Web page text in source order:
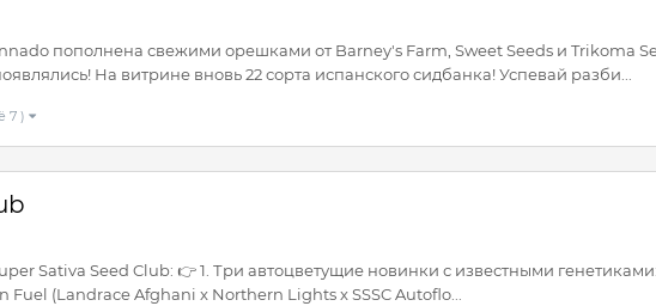
пополнена свежими орешками от Barney's Farm, Sweet Seeds и Trikoma
На витрине вновь 22 сорта испанского сидбанка! Успевай разби...
7 )
Sativa Seed Club: 👉 1. Три автоцветущие новинки с известными
(Landrace Afghani x Northern Lights x SSSC Autoflo...